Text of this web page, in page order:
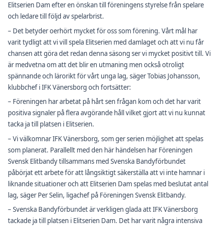
Elitserien Dam efter en önskan till föreningens styrelse från spelare
och ledare till följd av spelarbrist.
– Det betyder oerhört mycket för oss som förening. Vårt mål har
varit tydligt att vi vill spela Elitserien med damlaget och att vi nu får
chansen att göra det redan denna säsong ser vi mycket positivt till. Vi
är medvetna om att det blir en utmaning men också otroligt
spännande och lärorikt för vårt unga lag, säger Tobias Johansson,
klubbchef i IFK Vänersborg och fortsätter:
– Föreningen har arbetat på hårt sen frågan kom och det har varit
positiva signaler på flera avgörande håll vilket gjort att vi nu kunnat
tacka ja till platsen i Elitserien.
– Vi välkomnar IFK Vänersborg, som ger serien möjlighet att spelas
som planerat. Parallellt med den här händelsen har Föreningen
Svensk Elitbandy tillsammans med Svenska Bandyförbundet
påbörjat ett arbete för att långsiktigt säkerställa att vi inte hamnar i
liknande situationer och att Elitserien Dam spelas med beslutat antal
lag, säger Per Selin, ligachef på Föreningen Svensk Elitbandy.
– Svenska Bandyförbundet är verkligen glada att IFK Vänersborg
tackade ja till platsen i Elitserien Dam. Det har varit några intensiva